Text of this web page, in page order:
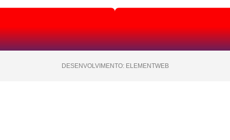
DESENVOLVIMENTO: ELEMENTWEB